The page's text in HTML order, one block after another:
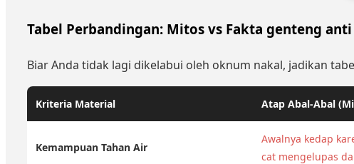
Tabel Perbandingan: Mitos vs Fakta genteng
Biar Anda tidak lagi dikelabui oleh oknum nakal, jadikan
Kriteria Material Atap Abal-Abal
Kemampuan Tahan Air
Awalnya kedap
cat mengelupas